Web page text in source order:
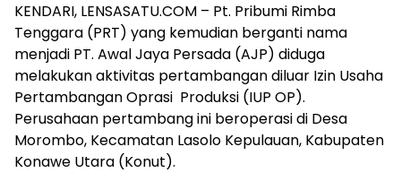
KENDARI, LENSASATU.COM – Pt. Pribumi Rimba
Tenggara (PRT) yang kemudian berganti nama
menjadi PT. Awal Jaya Persada (AJP) diduga
melakukan aktivitas pertambangan diluar Izin Usaha
Pertambangan Oprasi Produksi (IUP OP).
Perusahaan pertambang ini beroperasi di Desa
Morombo, Kecamatan Lasolo Kepulauan, Kabupaten
Konawe Utara (Konut).